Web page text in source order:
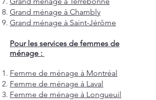
Grand ménage à Chambly
Grand ménage à Saint-Jérôme
Pour les services de femmes de
ménage :
Femme de ménage à Montréal
Femme de ménage à Laval
Femme de ménage à Longueuil